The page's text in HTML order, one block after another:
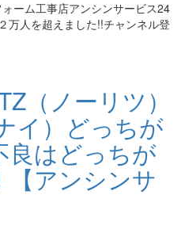
（ノーリツ）
イ）どっちが
良はどっちが
【アンシンサ